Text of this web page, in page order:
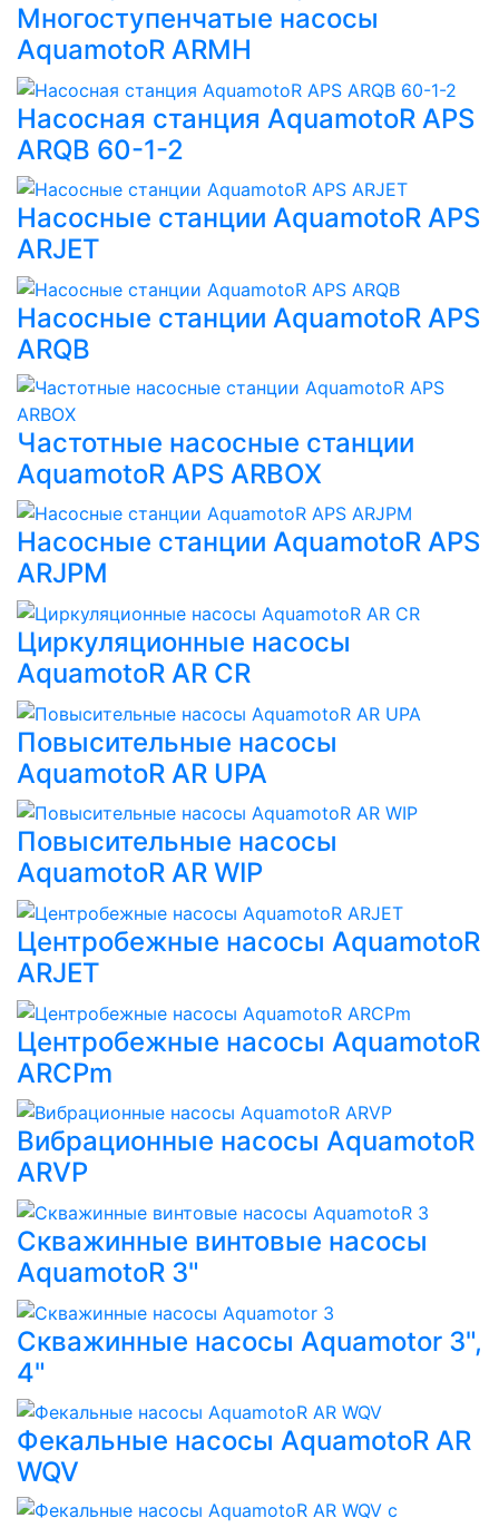
Многоступенчатые насосы
AquamotoR ARMH
Насосная станция AquamotoR APS
ARQB 60-1-2
Насосные станции AquamotoR APS
ARJET
Насосные станции AquamotoR APS
ARQB
Частотные насосные станции
AquamotoR APS ARBOX
Насосные станции AquamotoR APS
ARJPM
Циркуляционные насосы
AquamotoR AR CR
Повысительные насосы
AquamotoR AR UPA
Повысительные насосы
AquamotoR AR WIP
Центробежные насосы AquamotoR
ARJET
Центробежные насосы AquamotoR
ARCPm
Вибрационные насосы AquamotoR
ARVP
Скважинные винтовые насосы
AquamotoR 3"
Скважинные насосы Aquamotor 3",
4"
Фекальные насосы AquamotoR AR
WQV